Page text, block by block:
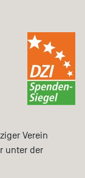
Verein
unter der